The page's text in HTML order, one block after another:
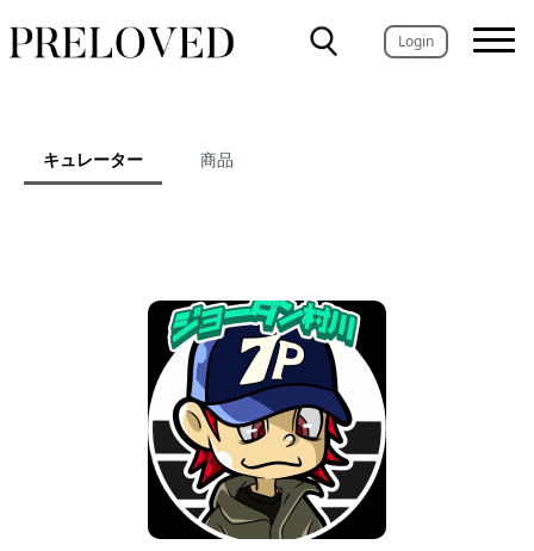
Login
キュレーター 商品